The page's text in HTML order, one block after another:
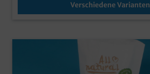
Verschiedene Varianten